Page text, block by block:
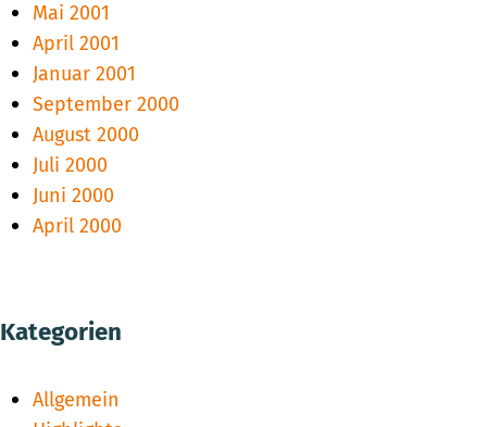
Mai 2001
April 2001
Januar 2001
September 2000
August 2000
Juli 2000
Juni 2000
April 2000
Kategorien
Allgemein